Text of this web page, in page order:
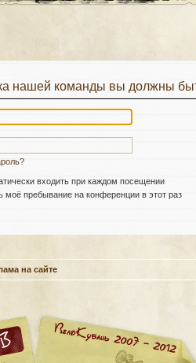
нашей команды вы должны
входить при каждом посещении
моё пребывание на конференции в этот раз
на сайте